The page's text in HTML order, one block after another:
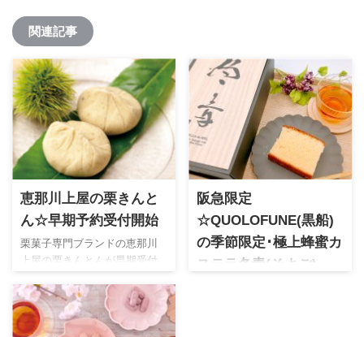
関連記事
恵那川上屋の栗きんと
ん☆早期予約受付開始
栗菓子専門ブランドの恵那川
上屋の栗きんとんが早期受付
開始。極上の栗を使用した逸
品は毎年大人気の期間限定ス
イーツ。栗好きな方や敬老の
日の贈り物にオススメです
阪急限定
☆QUOLOFUNE(黒船)
の季節限定･極上蜂蜜カ
ステラ冬青(そよご)